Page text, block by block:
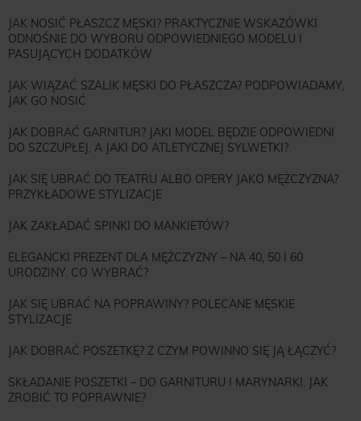
JAK NOSIĆ PŁASZCZ MĘSKI? PRAKTYCZNIE WSKAZÓWKI
ODNOŚNIE DO WYBORU ODPOWIEDNIEGO MODELU I
PASUJĄCYCH DODATKÓW
JAK WIĄZAĆ SZALIK MĘSKI DO PŁASZCZA? PODPOWIADAMY,
JAK GO NOSIĆ
JAK DOBRAĆ GARNITUR? JAKI MODEL BĘDZIE ODPOWIEDNI
DO SZCZUPŁEJ, A JAKI DO ATLETYCZNEJ SYLWETKI?
JAK SIĘ UBRAĆ DO TEATRU ALBO OPERY JAKO MĘŻCZYZNA?
PRZYKŁADOWE STYLIZACJE
JAK ZAKŁADAĆ SPINKI DO MANKIETÓW?
ELEGANCKI PREZENT DLA MĘŻCZYZNY – NA 40, 50 I 60
URODZINY. CO WYBRAĆ?
JAK SIĘ UBRAĆ NA POPRAWINY? POLECANE MĘSKIE
STYLIZACJE
JAK DOBRAĆ POSZETKĘ? Z CZYM POWINNO SIĘ JĄ ŁĄCZYĆ?
SKŁADANIE POSZETKI – DO GARNITURU I MARYNARKI. JAK
ZROBIĆ TO POPRAWNIE?